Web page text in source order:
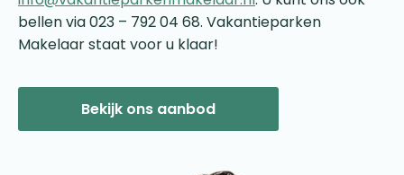
bellen via 023 – 792 04 68. Vakantieparken
Makelaar staat voor u klaar!
Bekijk ons aanbod